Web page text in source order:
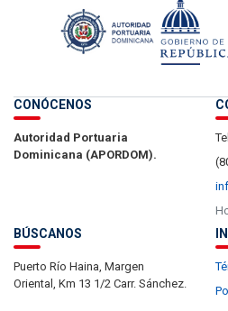
CONÓCENOS
Autoridad Portuaria
Dominicana (APORDOM).
BÚSCANOS
Puerto Río Haina, Margen
Oriental, Km 13 1/2 Carr. Sánchez.